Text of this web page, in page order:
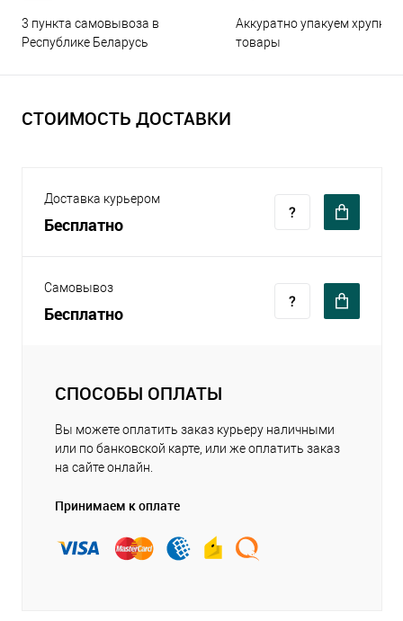
3 пункта самовывоза в
Республике Беларусь
Аккуратно упакуем хрупкие
товары
СТОИМОСТЬ ДОСТАВКИ
Доставка курьером
Бесплатно
Самовывоз
Бесплатно
СПОСОБЫ ОПЛАТЫ
Вы можете оплатить заказ курьеру наличными
или по банковской карте, или же оплатить заказ
на сайте онлайн.
Принимаем к оплате